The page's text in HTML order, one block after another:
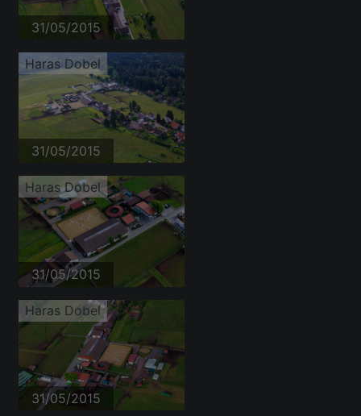
31/05/2015
Haras Dobel
31/05/2015
Haras Dobel
31/05/2015
Haras Dobel
31/05/2015